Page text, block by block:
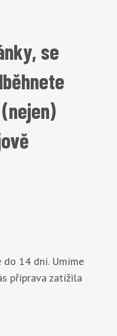
se
14 dní. Umíme
příprava zatížila